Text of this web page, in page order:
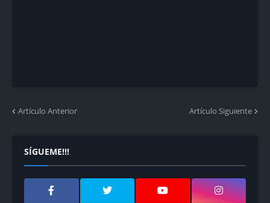
Artículo Anterior Artículo Siguiente
SÍGUEME!!!